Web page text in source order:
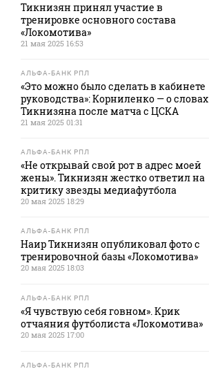
Тикнизян принял участие в
тренировке основного состава
«Локомотива»
21 мая 2025 16:53
АЛЬФА-БАНК РПЛ
«Это можно было сделать в кабинете
руководства»: Корниленко — о словах
Тикнизяна после матча с ЦСКА
21 мая 2025 01:31
АЛЬФА-БАНК РПЛ
«Не открывай свой рот в адрес моей
жены». Тикнизян жестко ответил на
критику звезды медиафутбола
20 мая 2025 18:29
АЛЬФА-БАНК РПЛ
Наир Тикнизян опубликовал фото с
тренировочной базы «Локомотива»
20 мая 2025 18:03
АЛЬФА-БАНК РПЛ
«Я чувствую себя говном». Крик
отчаяния футболиста «Локомотива»
20 мая 2025 17:00
АЛЬФА-БАНК РПЛ